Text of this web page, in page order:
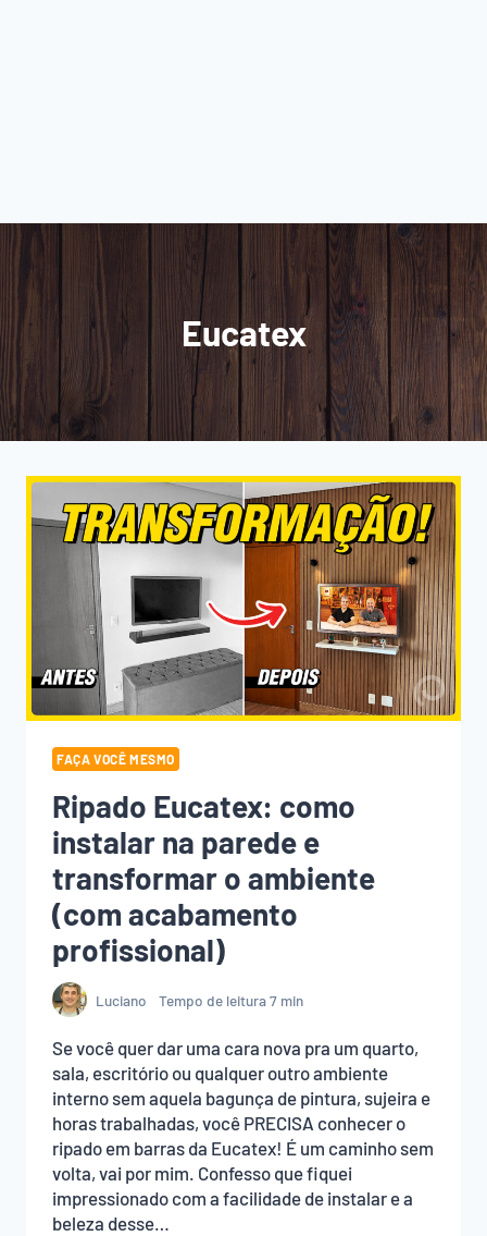
Eucatex
FAÇA VOCÊ MESMO
Ripado Eucatex: como
instalar na parede e
transformar o ambiente
(com acabamento
profissional)
Luciano Tempo de leitura7 min
Se você quer dar uma cara nova pra um quarto,
sala, escritório ou qualquer outro ambiente
interno sem aquela bagunça de pintura, sujeira e
horas trabalhadas, você PRECISA conhecer o
ripado em barras da Eucatex! É um caminho sem
volta, vai por mim. Confesso que fiquei
impressionado com a facilidade de instalar e a
beleza desse…